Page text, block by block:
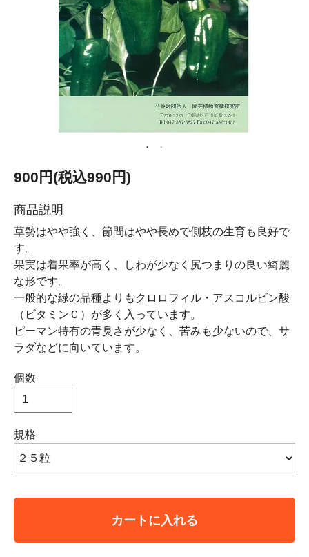
900円(税込990円)
商品説明
草勢はやや強く、節間はやや長めで側枝の生育も良好で
す。
果実は着果率が高く、しわが少なく尻つまりの良い綺麗
な形です。
一般的な緑の品種よりもクロロフィル・アスコルビン酸
（ビタミンＣ）が多く入っています。
ピーマン特有の青臭さが少なく、苦みも少ないので、サ
ラダなどに向いています。
個数
規格
カートに入れる